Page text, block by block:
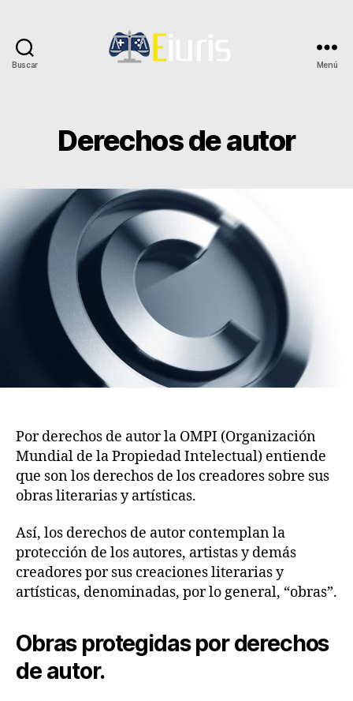
Buscar Menú
Derechos de autor
Por derechos de autor la OMPI (Organización
Mundial de la Propiedad Intelectual) entiende
que son los derechos de los creadores sobre sus
obras literarias y artísticas.
Así, los derechos de autor contemplan la
protección de los autores, artistas y demás
creadores por sus creaciones literarias y
artísticas, denominadas, por lo general, “obras”.
Obras protegidas por derechos
de autor.